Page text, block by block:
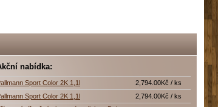
nabídka:
Sport Color 2K 1,1l
2,794.00Kč / ks
Sport Color 2K 1,1l
2,794.00Kč / ks